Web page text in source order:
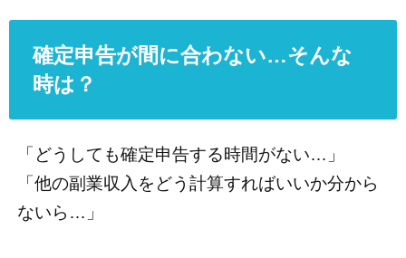
確定申告が間に合わない…そんな
時は？
「どうしても確定申告する時間がない…」
「他の副業収入をどう計算すればいいか分から
ないら…」